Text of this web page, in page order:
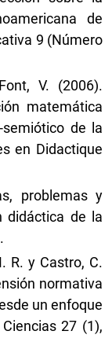
de
9 (Número
V. (2006).
matemática
de la
en Didactique
problemas y
didáctica de la
R. y Castro, C.
normativa
un enfoque
27 (1),